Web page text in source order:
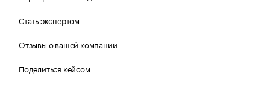
Стать экспертом
Отзывы о вашей компании
Поделиться кейсом